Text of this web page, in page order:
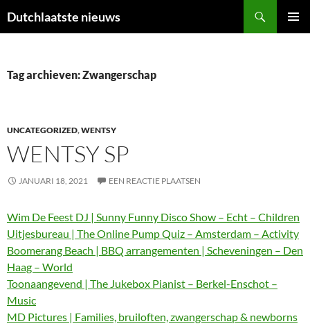
naar
Dutchlaatste nieuws
Tag archieven: Zwangerschap
UNCATEGORIZED,WENTSY
WENTSY SP
JANUARI 18, 2021 EEN REACTIE PLAATSEN
Wim De Feest DJ | Sunny Funny Disco Show – Echt – Children
Uitjesbureau | The Online Pump Quiz – Amsterdam – Activity
Boomerang Beach | BBQ arrangementen | Scheveningen – Den
Haag – World
Toonaangevend | The Jukebox Pianist – Berkel-Enschot –
Music
MD Pictures | Families, bruiloften, zwangerschap & newborns